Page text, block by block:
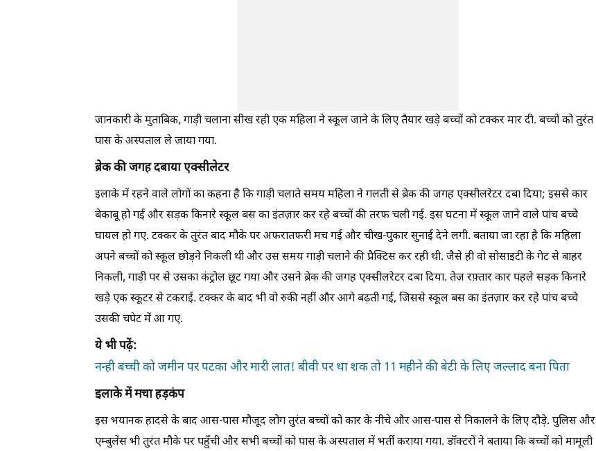
जानकारी के मुताबिक, गाड़ी चलाना सीख रही एक महिला ने स्कूल जाने के लिए तैयार खड़े बच्चों को टक्कर मार दी. बच्चों को तुरंत
पास के अस्पताल ले जाया गया.
ब्रेक की जगह दबाया एक्सीलेटर
इलाके में रहने वाले लोगों का कहना है कि गाड़ी चलाते समय महिला ने गलती से ब्रेक की जगह एक्सीलरेटर दबा दिया; इससे कार
बेकाबू हो गई और सड़क किनारे स्कूल बस का इंतज़ार कर रहे बच्चों की तरफ चली गई. इस घटना में स्कूल जाने वाले पांच बच्चे
घायल हो गए. टक्कर के तुरंत बाद मौके पर अफरातफरी मच गई और चीख-पुकार सुनाई देने लगी. बताया जा रहा है कि महिला
अपने बच्चों को स्कूल छोड़ने निकली थी और उस समय गाड़ी चलाने की प्रैक्टिस कर रही थी. जैसे ही वो सोसाइटी के गेट से बाहर
निकली, गाड़ी पर से उसका कंट्रोल छूट गया और उसने ब्रेक की जगह एक्सीलरेटर दबा दिया. तेज़ रफ़्तार कार पहले सड़क किनारे
खड़े एक स्कूटर से टकराई. टक्कर के बाद भी वो रुकी नहीं और आगे बढ़ती गई, जिससे स्कूल बस का इंतज़ार कर रहे पांच बच्चे
उसकी चपेट में आ गए.
ये भी पढ़ें:
नन्ही बच्ची को जमीन पर पटका और मारी लात! बीवी पर था शक तो 11 महीने की बेटी के लिए जल्लाद बना पिता
इलाके में मचा हड़कंप
इस भयानक हादसे के बाद आस-पास मौजूद लोग तुरंत बच्चों को कार के नीचे और आस-पास से निकालने के लिए दौड़े. पुलिस और
एम्बुलेंस भी तुरंत मौके पर पहुँची और सभी बच्चों को पास के अस्पताल में भर्ती कराया गया. डॉक्टरों ने बताया कि बच्चों को मामूली